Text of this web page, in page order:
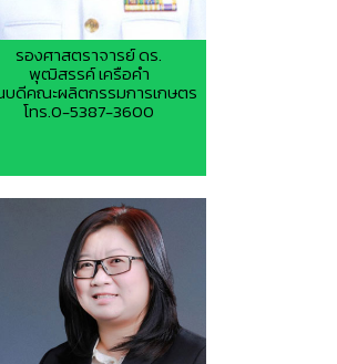
รองศาสตราจารย์ ดร.
พุฒิสรรค์ เครือคำ
ดีคณะผลิตกรรมการเกษตร
โทร.0-5387-3600